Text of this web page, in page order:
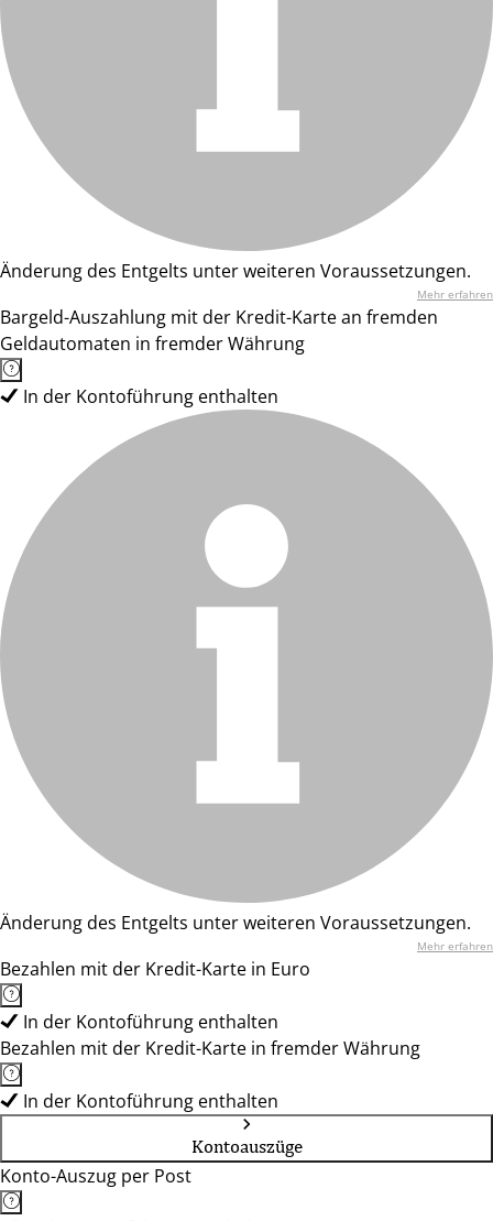
Änderung des Entgelts unter weiteren Voraussetzungen.
Mehr erfahren
Bargeld-Auszahlung mit der Kredit-Karte an fremden
Geldautomaten in fremder Währung
In der Kontoführung enthalten
Änderung des Entgelts unter weiteren Voraussetzungen.
Mehr erfahren
Bezahlen mit der Kredit-Karte in Euro
In der Kontoführung enthalten
Bezahlen mit der Kredit-Karte in fremder Währung
In der Kontoführung enthalten
Kontoauszüge
Konto-Auszug per Post